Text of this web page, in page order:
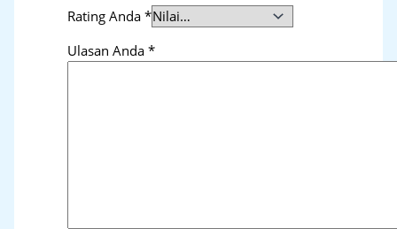
Rating Anda*
Ulasan Anda*